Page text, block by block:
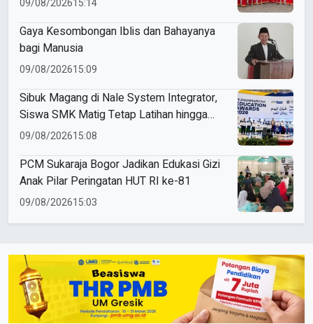
09/08/202615:14
Gaya Kesombongan Iblis dan Bahayanya
bagi Manusia
09/08/202615:09
Sibuk Magang di Nale System Integrator,
Siswa SMK Matig Tetap Latihan hingga
Raih Gold Medal ME Awards 2026
09/08/202615:08
PCM Sukaraja Bogor Jadikan Edukasi Gizi
Anak Pilar Peringatan HUT RI ke-81
09/08/202615:03